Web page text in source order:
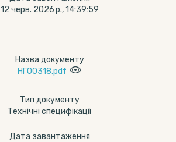
12 черв. 2026 р., 14:39:59
Назва документу
НГО0318.pdf
Тип документу
Технічні специфікації
Дата завантаження